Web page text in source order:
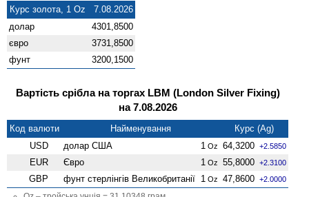
Курс золота, 1 Oz 7.08.2026
долар
4301,8500
євро
3731,8500
фунт
3200,1500
Вартість срібла на торгах LBM (London Silver Fixing)
на 7.08.2026
Код валюти Найменування
Курс (Ag)
USD
долар США 1 Oz 64,3200 +2.5850
EUR Євро 1 Oz 55,8000 +2.3100
GBP фунт стерлінгів Велико­британії 1 Oz 47,8600 +2.0000